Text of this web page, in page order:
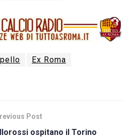
Ex Roma
Post
ospitano il Torino